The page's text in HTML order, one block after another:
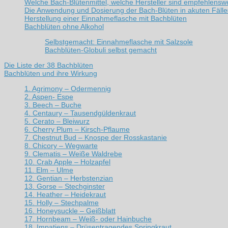
Welche Bach-Blütenmittel, welche Hersteller sind
Die Anwendung und Dosierung der Bach-Blüten in akuten
Herstellung einer Einnahmeflasche mit Bachblüten
Bachblüten ohne Alkohol
Selbstgemacht: Einnahmeflasche mit Salzsole
Bachblüten-Globuli selbst gemacht
Die Liste der 38 Bachblüten
Bachblüten und ihre Wirkung
1. Agrimony – Odermennig
2. Aspen- Espe
3. Beech – Buche
4. Centaury – Tausendgüldenkraut
5. Cerato – Bleiwurz
6. Cherry Plum – Kirsch-Pflaume
7. Chestnut Bud – Knospe der Rosskastanie
8. Chicory – Wegwarte
9. Clematis – Weiße Waldrebe
10. Crab Apple – Holzapfel
11. Elm – Ulme
12. Gentian – Herbstenzian
13. Gorse – Stechginster
14. Heather – Heidekraut
15. Holly – Stechpalme
16. Honeysuckle – Geißblatt
17. Hornbeam – Weiß- oder Hainbuche